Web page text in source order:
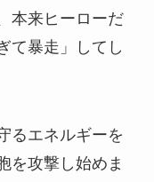
本来ヒーローだ
て暴走」してし
るエネルギーを
を攻撃し始めま